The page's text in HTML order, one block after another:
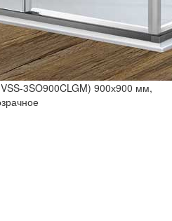
3SO900CLGM) 900х900 мм,